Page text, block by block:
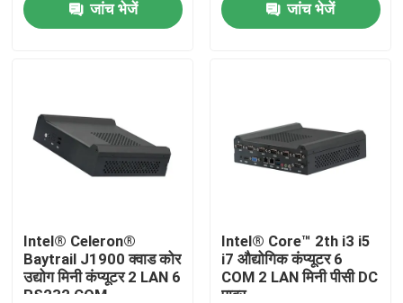
गुणवत्ता नियंत्रण
एक बोली का अनुरोध
औद्योगिक मिनी पीसी
औद्योगिक पैनल पीसी
बीहड़ टैबलेट पीसी
जांच भेजें
जांच भेजें
Intel® Celeron®
Baytrail J1900 क्वाड कोर
उद्योग मिनी कंप्यूटर 2 LAN 6
RS232 COM
Intel® Core™ 2th i3 i5
i7 औद्योगिक कंप्यूटर 6
COM 2 LAN मिनी पीसी DC
पावर